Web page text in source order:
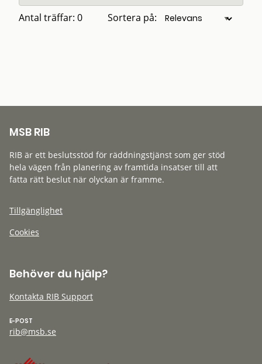
Antal träffar: 0 Sortera på:
MSB RIB
RIB är ett beslutsstöd för räddningstjänst som ger stöd
hela vägen från planering av framtida insatser till att
fatta rätt beslut när olyckan är framme.
Tillgänglighet
Cookies
Behöver du hjälp?
Kontakta RIB Support
E-POST
rib@msb.se